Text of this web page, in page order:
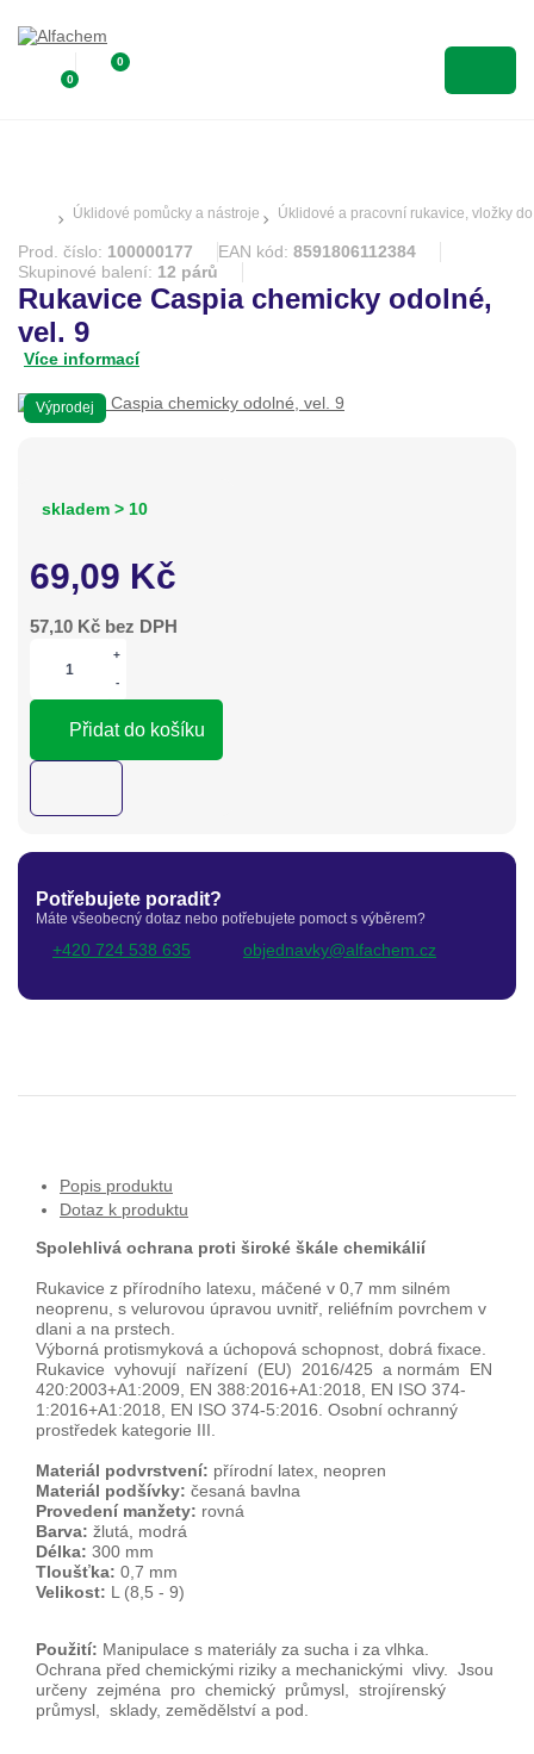
0
0
Úklidové pomůcky a nástroje Úklidové a pracovní rukavice, vložky
Prod. číslo: 100000177 EAN kód: 8591806112384
Skupinové balení: 12 párů
Rukavice Caspia chemicky odolné,
vel. 9
Více informací
Výprodej
skladem > 10
69,09 Kč
57,10 Kč bez DPH
+
-
Přidat do košíku
Potřebujete poradit?
Máte všeobecný dotaz nebo potřebujete pomoct s výběrem?
+420 724 538 635 objednavky@alfachem.cz
Popis produktu
Dotaz k produktu
Spolehlivá ochrana proti široké škále chemikálií
Rukavice z přírodního latexu, máčené v 0,7 mm silném
neoprenu, s velurovou úpravou uvnitř, reliéfním povrchem v
dlani a na prstech.
Výborná protismyková a úchopová schopnost, dobrá fixace.
Rukavice vyhovují nařízení (EU) 2016/425 a normám EN
420:2003+A1:2009, EN 388:2016+A1:2018, EN ISO 374-
1:2016+A1:2018, EN ISO 374-5:2016. Osobní ochranný
prostředek kategorie III.
Materiál podvrstvení: přírodní latex, neopren
Materiál podšívky: česaná bavlna
Provedení manžety: rovná
Barva: žlutá, modrá
Délka: 300 mm
Tloušťka: 0,7 mm
Velikost: L (8,5 - 9)
Použití: Manipulace s materiály za sucha i za vlhka.
Ochrana před chemickými riziky a mechanickými vlivy. Jsou
určeny zejména pro chemický průmysl, strojírenský
průmysl, sklady, zemědělství a pod.